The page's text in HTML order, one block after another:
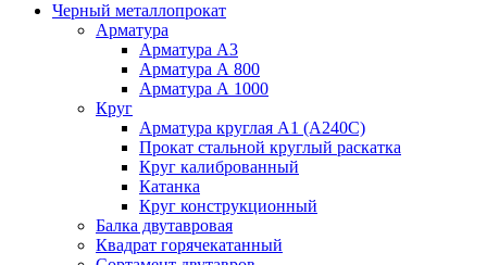
Черный металлопрокат
Арматура
Арматура А3
Арматура А 800
Арматура А 1000
Круг
Арматура круглая А1 (А240C)
Прокат стальной круглый раскатка
Круг калиброванный
Катанка
Круг конструкционный
Балка двутавровая
Квадрат горячекатанный